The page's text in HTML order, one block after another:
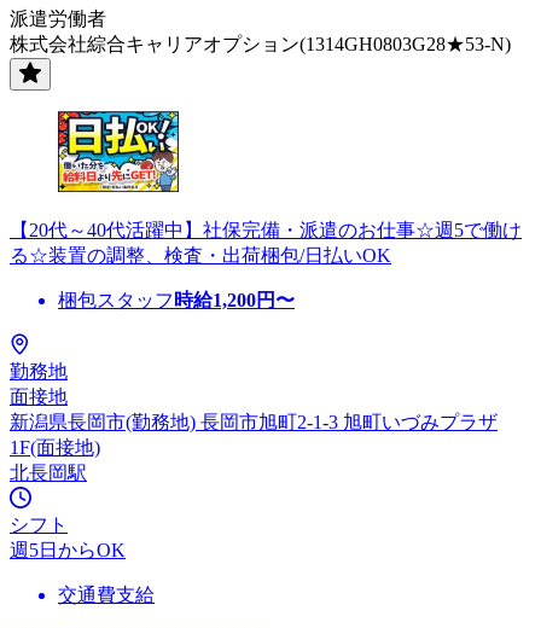
派遣労働者
株式会社綜合キャリアオプション(1314GH0803G28★53-N)
【20代～40代活躍中】社保完備・派遣のお仕事☆週5で働け
る☆装置の調整、検査・出荷梱包/日払いOK
梱包スタッフ 時給1,200円〜
勤務地
面接地
新潟県長岡市(勤務地) 長岡市旭町2-1-3 旭町いづみプラザ
1F(面接地)
北長岡駅
シフト
週5日からOK
交通費支給